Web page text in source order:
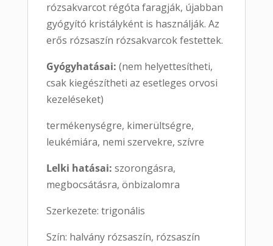
rózsakvarcot régóta faragják, újabban
gyógyító kristályként is használják. Az
erős rózsaszín rózsakvarcok festettek.
Gyógyhatásai: (nem helyettesítheti,
csak kiegészítheti az esetleges orvosi
kezeléseket)
termékenységre, kimerültségre,
leukémiára, nemi szervekre, szívre
Lelki hatásai: szorongásra,
megbocsátásra, önbizalomra
Szerkezete: trigonális
Szín: halvány rózsaszín, rózsaszín